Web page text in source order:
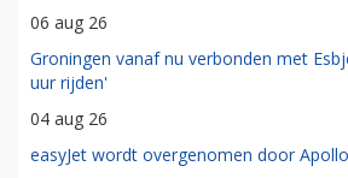
06 aug 26
Groningen vanaf nu verbonden met
uur rijden'
04 aug 26
easyJet wordt overgenomen door